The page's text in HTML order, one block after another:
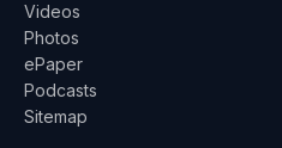
Videos
Photos
ePaper
Podcasts
Sitemap